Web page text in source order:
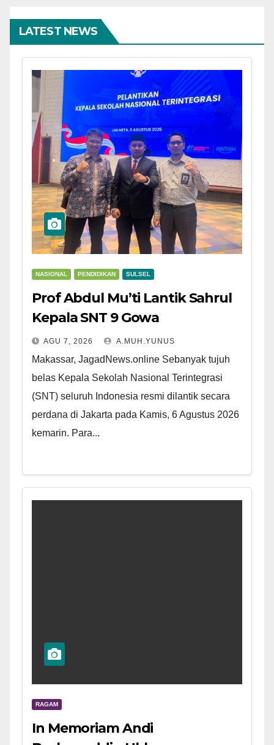
LATEST NEWS
NASIONAL PENDIDIKAN SULSEL
Prof Abdul Mu’ti Lantik Sahrul
Kepala SNT 9 Gowa
AGU 7, 2026 A.MUH.YUNUS
Makassar, JagadNews.online Sebanyak tujuh
belas Kepala Sekolah Nasional Terintegrasi
(SNT) seluruh Indonesia resmi dilantik secara
perdana di Jakarta pada Kamis, 6 Agustus 2026
kemarin. Para...
RAGAM
In Memoriam Andi